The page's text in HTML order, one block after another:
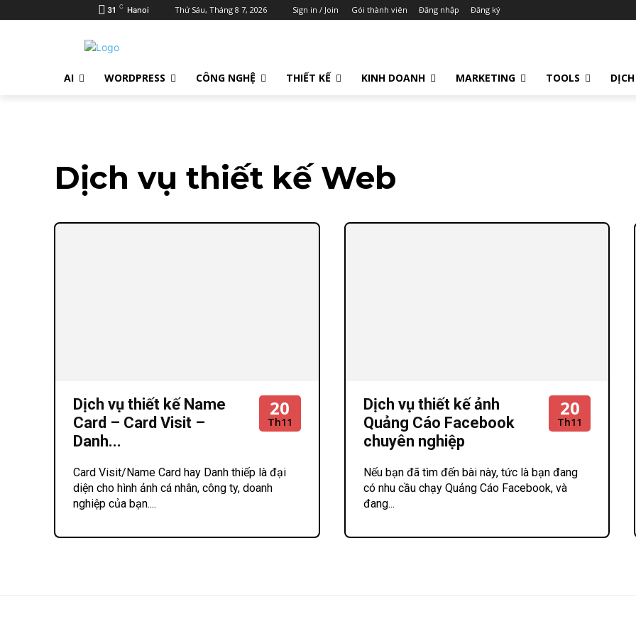
31 C Hanoi Thứ Sáu, Tháng 8 7, 2026 Sign in / Join Gói thành viên Đăng nhập Đăng ký
AI WORDPRESS CÔNG NGHỆ THIẾT KẾ KINH DOANH MARKETING TOOLS
Dịch vụ thiết kế Web
Dịch vụ thiết kế Name
Card – Card Visit –
Danh...
20
Th11
Card Visit/Name Card hay Danh thiếp là đại
diện cho hình ảnh cá nhân, công ty, doanh
nghiệp của bạn....
Dịch vụ thiết kế ảnh
Quảng Cáo Facebook
chuyên nghiệp
20
Th11
Nếu bạn đã tìm đến bài này, tức là bạn đang
có nhu cầu chạy Quảng Cáo Facebook, và
đang...